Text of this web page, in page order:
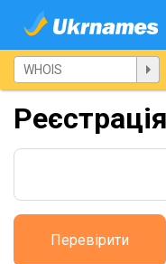
Перевірити